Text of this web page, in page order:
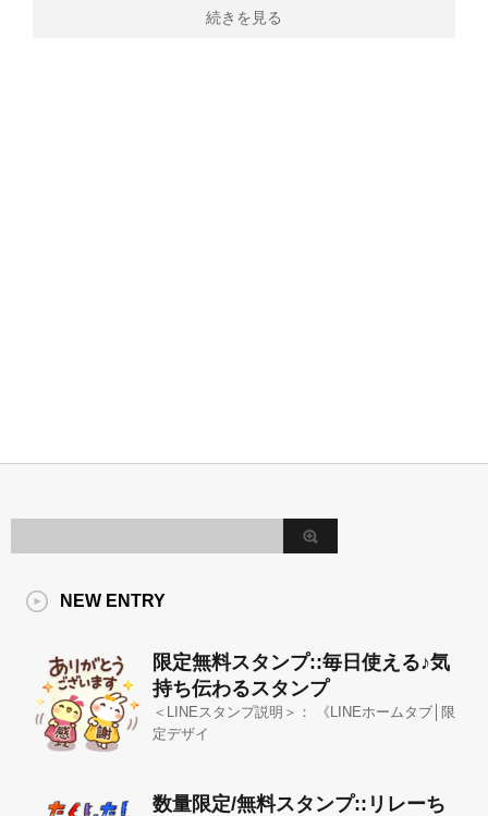
続きを見る
NEW ENTRY
限定無料スタンプ::毎日使える♪気
持ち伝わるスタンプ
＜LINEスタンプ説明＞： 《LINEホームタブ│限
定デザイ
数量限定/無料スタンプ::リレーち